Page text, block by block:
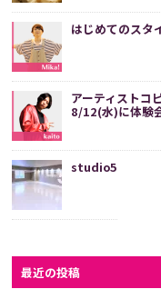
はじめてのスタ
アーティストコ
8/12(水)に体験
studio5
最近の投稿